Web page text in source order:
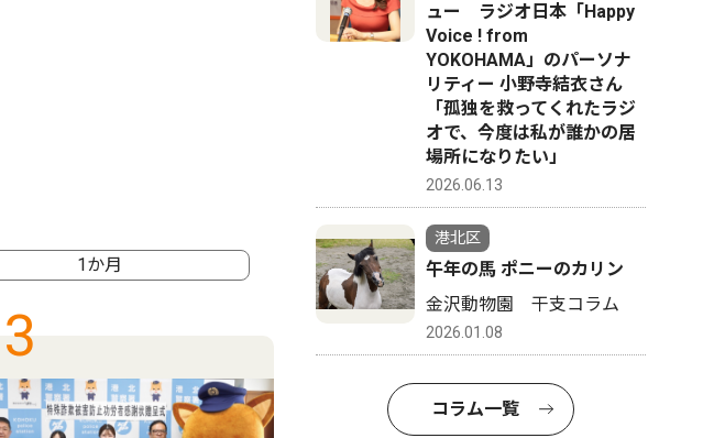
1か月
3 4
ュー ラジオ日本「Happy
Voice ! from
YOKOHAMA」のパーソナ
リティー 小野寺結衣さん
「孤独を救ってくれたラジ
オで、今度は私が誰かの居
場所になりたい」
2026.06.13
港北区
午年の馬 ポニーのカリン
金沢動物園 干支コラム
2026.01.08
コラム一覧